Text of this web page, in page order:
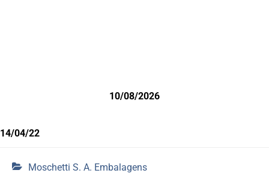
10/08/2026
14/04/22
Moschetti S. A. Embalagens